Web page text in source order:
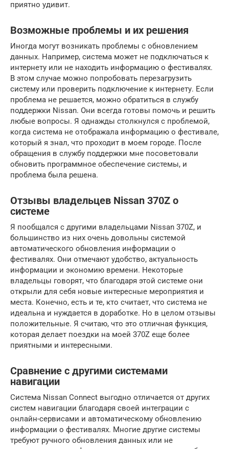
приятно удивит.
Возможные проблемы и их решения
Иногда могут возникать проблемы с обновлением
данных. Например, система может не подключаться к
интернету или не находить информацию о фестивалях.
В этом случае можно попробовать перезагрузить
систему или проверить подключение к интернету. Если
проблема не решается, можно обратиться в службу
поддержки Nissan. Они всегда готовы помочь и решить
любые вопросы. Я однажды столкнулся с проблемой,
когда система не отображала информацию о фестивале,
который я знал, что проходит в моем городе. После
обращения в службу поддержки мне посоветовали
обновить программное обеспечение системы, и
проблема была решена.
Отзывы владельцев Nissan 370Z о
системе
Я пообщался с другими владельцами Nissan 370Z, и
большинство из них очень довольны системой
автоматического обновления информации о
фестивалях. Они отмечают удобство, актуальность
информации и экономию времени. Некоторые
владельцы говорят, что благодаря этой системе они
открыли для себя новые интересные мероприятия и
места. Конечно, есть и те, кто считает, что система не
идеальна и нуждается в доработке. Но в целом отзывы
положительные. Я считаю, что это отличная функция,
которая делает поездки на моей 370Z еще более
приятными и интересными.
Сравнение с другими системами
навигации
Система Nissan Connect выгодно отличается от других
систем навигации благодаря своей интеграции с
онлайн-сервисами и автоматическому обновлению
информации о фестивалях. Многие другие системы
требуют ручного обновления данных или не